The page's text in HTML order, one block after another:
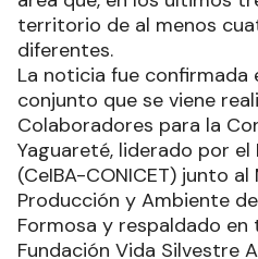
territorio de al menos
diferentes.
La noticia fue
conjunto que se viene
Colaboradores para la
Yaguareté, liderado por
(CeIBA-CONICET) junto
Producción y Ambiente
Formosa y respaldado
Fundación Vida Silvestre